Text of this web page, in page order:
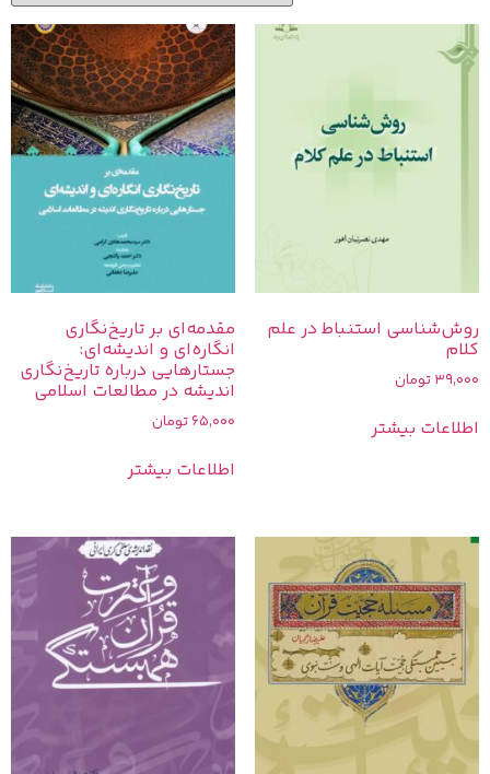
روش‌شناسی استنباط در علم
کلام
39,000تومان
اطلاعات بیشتر
مقدمه‌ای بر تاریخ‌نگاری
انگاره‌ای و اندیشه‌‌ای:
جستارهایی درباره تاریخ‌نگاری
اندیشه در مطالعات اسلامی
65,000تومان
اطلاعات بیشتر